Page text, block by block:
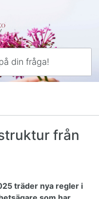
från
träder nya regler i